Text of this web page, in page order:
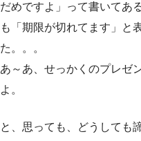
だめですよ」って書いてあ
も「期限が切れてます」と
た。。。
あ～あ、せっかくのプレゼ
よ。
と、思っても、どうしても